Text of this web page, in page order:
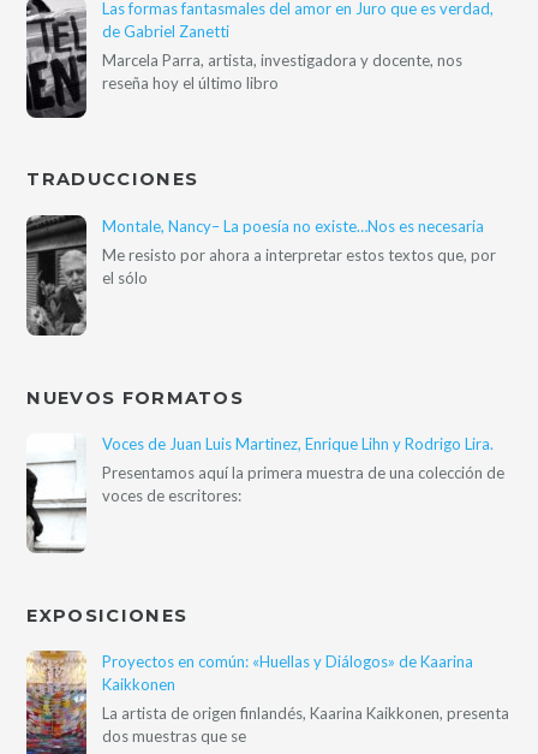
Las formas fantasmales del amor en Juro que es verdad,
de Gabriel Zanetti
Marcela Parra, artista, investigadora y docente, nos
reseña hoy el último libro
TRADUCCIONES
Montale, Nancy– La poesía no existe…Nos es necesaria
Me resisto por ahora a interpretar estos textos que, por
el sólo
NUEVOS FORMATOS
Voces de Juan Luis Martinez, Enrique Lihn y Rodrigo Lira.
Presentamos aquí la primera muestra de una colección de
voces de escritores:
EXPOSICIONES
Proyectos en común: «Huellas y Diálogos» de Kaarina
Kaikkonen
La artista de origen finlandés, Kaarina Kaikkonen, presenta
dos muestras que se